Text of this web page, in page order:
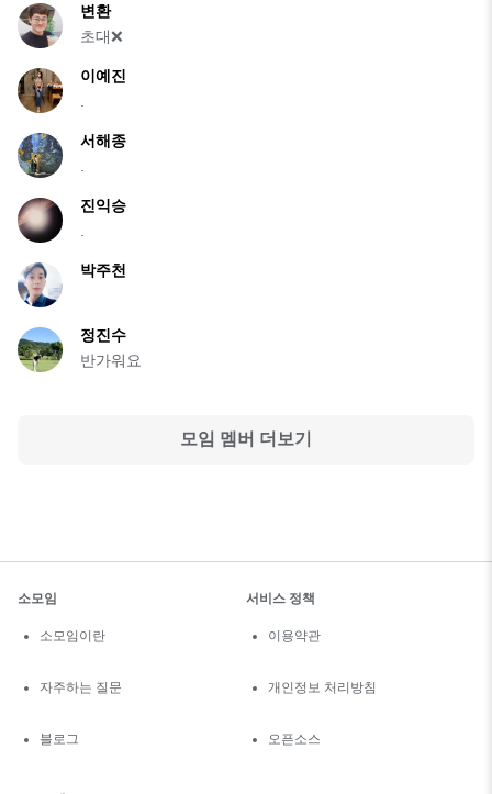
변환
초대❌
이예진
서해종
진익승
박주천
정진수
반가워요
모임 멤버 더보기
소모임
소모임이란
자주하는 질문
블로그
서비스 정책
이용약관
개인정보 처리방침
오픈소스